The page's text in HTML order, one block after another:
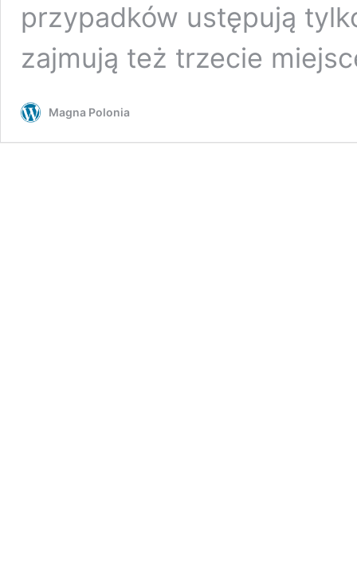
przypadków ustępują
zajmują też trzecie
Magna Polonia